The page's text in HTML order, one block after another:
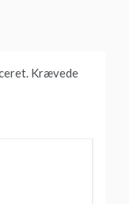
Krævede